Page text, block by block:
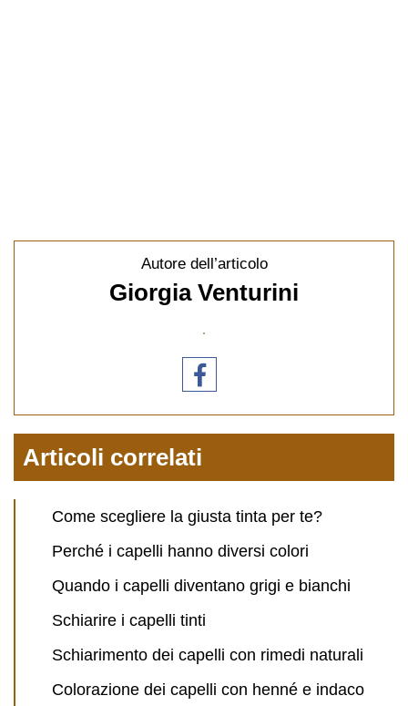
Autore dell’articolo
Giorgia Venturini
Articoli correlati
Come scegliere la giusta tinta per te?
Perché i capelli hanno diversi colori
Quando i capelli diventano grigi e bianchi
Schiarire i capelli tinti
Schiarimento dei capelli con rimedi naturali
Colorazione dei capelli con henné e indaco